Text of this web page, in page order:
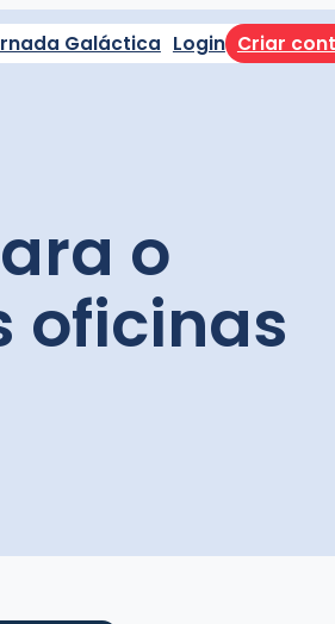
Galáctica Login Criar
o
oficinas